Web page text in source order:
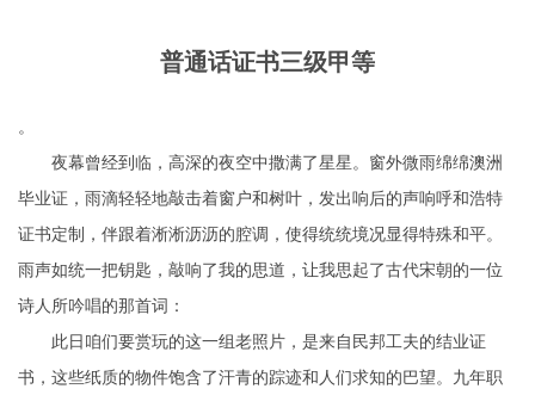
普通话证书三级甲等
。
夜幕曾经到临，高深的夜空中撒满了星星。窗外微雨绵绵澳洲
毕业证 ，雨滴轻轻地敲击着窗户和树叶，发出响后的声响呼和浩特
证书定制 ，伴跟着淅淅沥沥的腔调，使得统统境况显得特殊和平。
雨声如统一把钥匙，敲响了我的思道，让我思起了古代宋朝的一位
诗人所吟唱的那首词：
此日咱们要赏玩的这一组老照片，是来自民邦工夫的结业证
书，这些纸质的物件饱含了汗青的踪迹和人们求知的巴望。九年职